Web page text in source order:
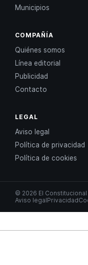
Municipios
COMPAÑÍA
Quiénes somos
Línea editorial
Publicidad
Contacto
LEGAL
Aviso legal
Política de privacidad
Política de cookies
© 2026 El
Aviso legalPrivacidad